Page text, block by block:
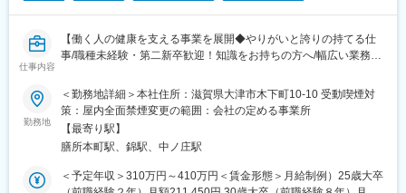
変更の範囲：会社の定める業務
■環境：
20代～30代の若手社員が多く活躍しており、異業種からの転職者
や製造未経験者も多数在籍しています。先輩社員が丁寧に指導す
る育成体制が整っているため、工場勤務が初めての方でも安心し
協力しながら生産を進めるチームワーク重視の職場で、分からな
いことも相談しやすい環境です。
■働き方：
活リズムを安定させながら働くことができます。
仕事内容
【働く人の健康を支える事業を展開◆やりがいと誇りの持てる仕
事/職種未経験・第二新卒歓迎！知識をお持ちの方へ/幅広い業務に
■職務概要：
定期健康診断や人間ドック、生活習慣病予防健診などを通じて、
健康づくりに貢献する当法人で、社内SEとしての業務をご担当い
ただきます。
■職務内容：
勤務地
＜勤務地詳細＞本社住所：滋賀県大津市木下町10-10 受動喫煙対
策：屋内全面禁煙変更の範囲：会社の定める事業所
【最寄り駅】
膳所本町駅、錦駅、中ノ庄駅
＜予定年収＞310万円～410万円＜賃金形態＞月給制例）25歳大卒